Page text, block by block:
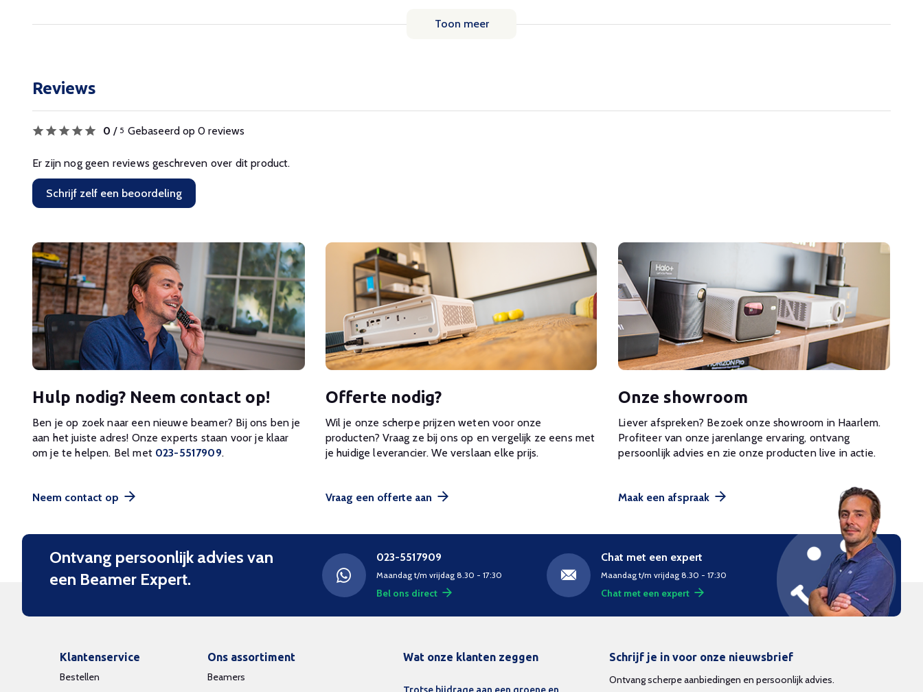
Toon meer
Reviews
0 / 5 Gebaseerd op 0 reviews
Er zijn nog geen reviews geschreven over dit product.
Schrijf zelf een beoordeling
Hulp nodig? Neem contact op!
Ben je op zoek naar een nieuwe beamer? Bij ons ben je
aan het juiste adres! Onze experts staan voor je klaar
om je te helpen. Bel met 023-5517909.
Neem contact op
Offerte nodig?
Wil je onze scherpe prijzen weten voor onze
producten? Vraag ze bij ons op en vergelijk ze eens met
je huidige leverancier. We verslaan elke prijs.
Vraag een offerte aan
Onze showroom
Liever afspreken? Bezoek onze showroom in Haarlem.
Profiteer van onze jarenlange ervaring, ontvang
persoonlijk advies en zie onze producten live in actie.
Maak een afspraak
Ontvang persoonlijk advies van
een Beamer Expert.
023-5517909
Maandag t/m vrijdag 8.30 - 17:30
Bel ons direct
Chat met een expert
Maandag t/m vrijdag 8.30 - 17:30
Chat met een expert
Klantenservice
Bestellen
Ons assortiment
Beamers
Wat onze klanten zeggen
Schrijf je in voor onze nieuwsbrief
Ontvang scherpe aanbiedingen en persoonlijk advies.